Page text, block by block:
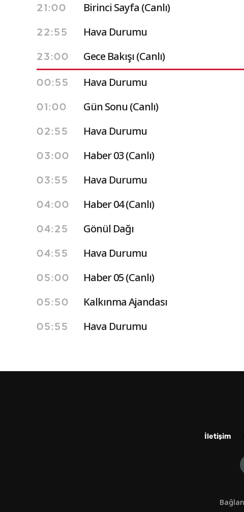
21:00 Birinci Sayfa (Canlı)
22:55 Hava Durumu
23:00 Gece Bakışı (Canlı)
00:55 Hava Durumu
01:00 Gün Sonu (Canlı)
02:55 Hava Durumu
03:00 Haber 03 (Canlı)
03:55 Hava Durumu
04:00 Haber 04 (Canlı)
04:25 Gönül Dağı
04:55 Hava Durumu
05:00 Haber 05 (Canlı)
05:50 Kalkınma Ajandası
05:55 Hava Durumu
İletişim